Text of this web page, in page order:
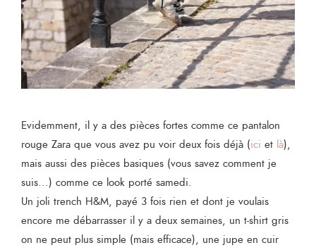
Evidemment, il y a des pièces fortes comme ce pantalon
rouge Zara que vous avez pu voir deux fois déjà (ici et là),
mais aussi des pièces basiques (vous savez comment je
suis...) comme ce look porté samedi.
Un joli trench H&M, payé 3 fois rien et dont je voulais
encore me débarrasser il y a deux semaines, un t-shirt gris
on ne peut plus simple (mais efficace), une jupe en cuir